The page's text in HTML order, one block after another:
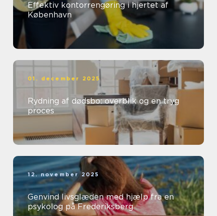
Effektiv kontorrengøring i hjertet af
København
01. december 2025
Rydning af dødsbo: overblik og en tryg
proces
12. november 2025
Genvind livsglæden med hjælp fra en
psykolog på Frederiksberg